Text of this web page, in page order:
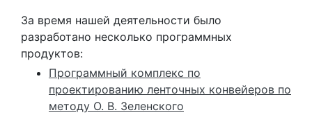
За время нашей деятельности было
разработано несколько программных
продуктов:
Программный комплекс по
проектированию ленточных конвейеров по
методу О. В. Зеленского